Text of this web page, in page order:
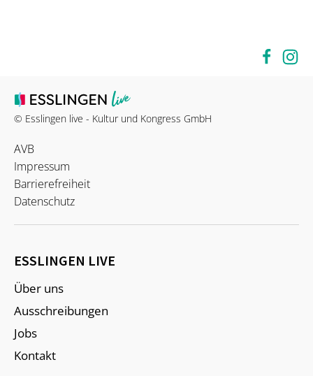
© Esslingen live - Kultur und Kongress GmbH
AVB
Impressum
Barrierefreiheit
Datenschutz
ESSLINGEN LIVE
Über uns
Ausschreibungen
Jobs
Kontakt